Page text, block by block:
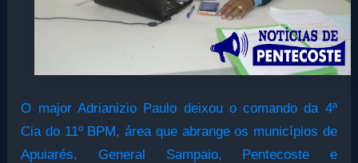
O major Adrianizio Paulo deixou o comando da 4ª
Cia do 11º BPM, área que abrange os municípios de
Apuiarés, General Sampaio, Pentecoste e